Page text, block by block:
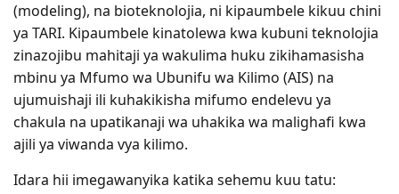
(modeling), na bioteknolojia, ni kipaumbele kikuu chini
ya TARI. Kipaumbele kinatolewa kwa kubuni teknolojia
zinazojibu mahitaji ya wakulima huku zikihamasisha
mbinu ya Mfumo wa Ubunifu wa Kilimo (AIS) na
ujumuishaji ili kuhakikisha mifumo endelevu ya
chakula na upatikanaji wa uhakika wa malighafi kwa
ajili ya viwanda vya kilimo.
Idara hii imegawanyika katika sehemu kuu tatu: